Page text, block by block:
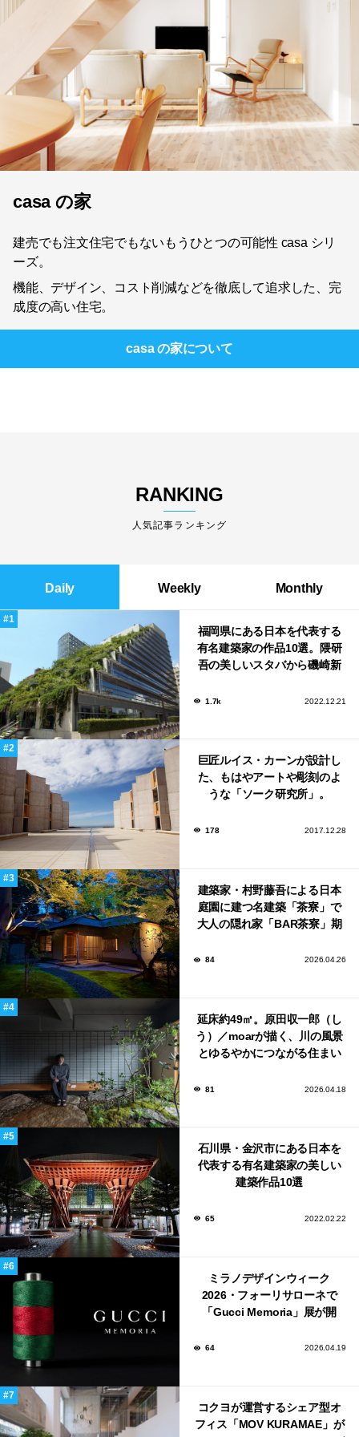
casa の家
建売でも注文住宅でもないもうひとつの可能性 casa シリ
ーズ。
機能、デザイン、コスト削減などを徹底して追求した、完
成度の高い住宅。
casa の家について
RANKING
人気記事ランキング
Daily Weekly Monthly
福岡県にある日本を代表する
有名建築家の作品10選。隈研
吾の美しいスタバから磯崎新
1.7k 2022.12.21
巨匠ルイス・カーンが設計し
た、もはやアートや彫刻のよ
うな「ソーク研究所」。
178 2017.12.28
建築家・村野藤吾による日本
庭園に建つ名建築「茶寮」で
大人の隠れ家「BAR茶寮」期
84 2026.04.26
延床約49㎡。原田収一郎（し
う）／moarが描く、川の風景
とゆるやかにつながる住まい
81 2026.04.18
石川県・金沢市にある日本を
代表する有名建築家の美しい
建築作品10選
65 2022.02.22
ミラノデザインウィーク
2026・フォーリサローネで
「Gucci Memoria」展が開
64 2026.04.19
コクヨが運営するシェア型オ
フィス「MOV KURAMAE」が